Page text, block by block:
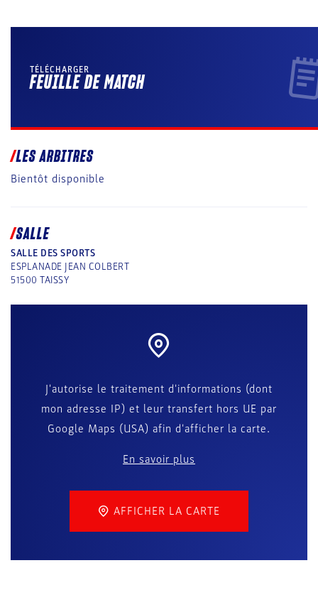
TÉLÉCHARGER
FEUILLE DE MATCH
LES ARBITRES
Bientôt disponible
SALLE
SALLE DES SPORTS
ESPLANADE JEAN COLBERT
51500 TAISSY
J'autorise le traitement d'informations (dont
mon adresse IP) et leur transfert hors UE par
Google Maps (USA) afin d'afficher la carte.
En savoir plus
AFFICHER LA CARTE